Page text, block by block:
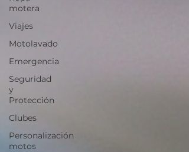
motera
Viajes
Motolavado
Emergencia
Seguridad
y
Protección
Clubes
Personalización
motos